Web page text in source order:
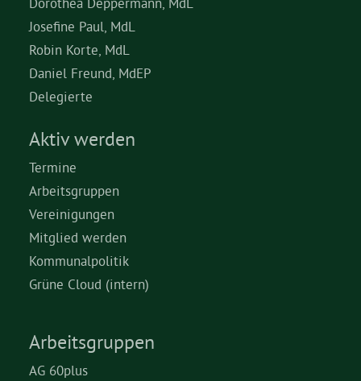
Josefine Paul, MdL
Robin Korte, MdL
Daniel Freund, MdEP
Delegierte
Aktiv werden
Termine
Arbeitsgruppen
Vereinigungen
Mitglied werden
Kommunalpolitik
Grüne Cloud (intern)
Arbeitsgruppen
AG 60plus